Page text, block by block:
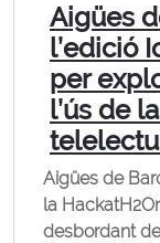
Aigües
l’edició
per
l’ús de
Aigües de
la
desbordant